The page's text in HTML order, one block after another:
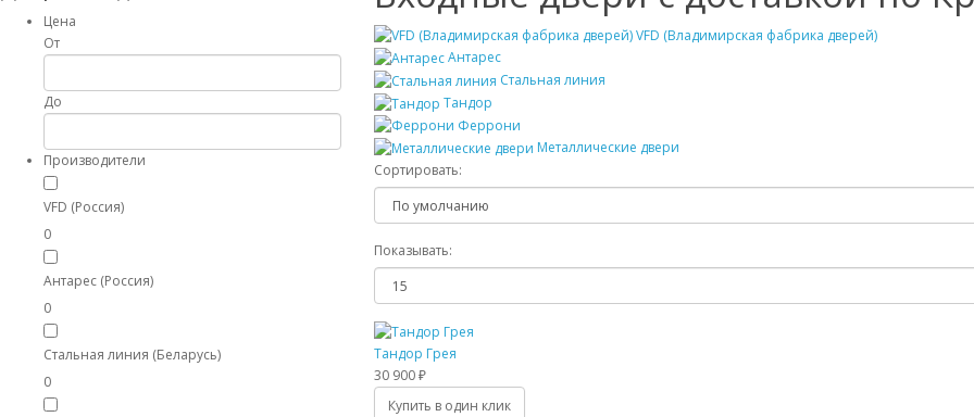
Цена
От
До
Производители
VFD (Россия)
0
Антарес (Россия)
0
Стальная линия (Беларусь)
0
VFD (Владимирская фабрика дверей)
Антарес
Стальная линия
Тандор
Феррони
Металлические двери
Сортировать:
Показывать:
Тандор Грея
30 900 ₽
Купить в один клик